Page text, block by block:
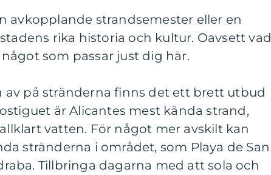
avkopplande strandsemester eller en
rika historia och kultur. Oavsett vad
som passar just dig här.
av på stränderna finns det ett brett utbud
är Alicantes mest kända strand,
vatten. För något mer avskilt kan
stränderna i området, som Playa de San
Tillbringa dagarna med att sola och